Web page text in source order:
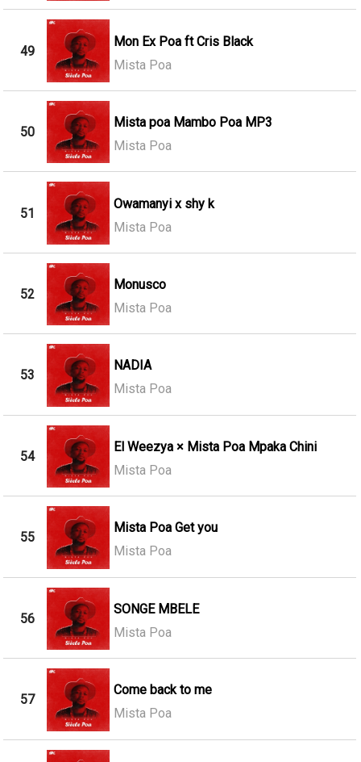
49
Mon Ex Poa ft Cris Black
Mista Poa
50
Mista poa Mambo Poa MP3
Mista Poa
51
Owamanyi x shy k
Mista Poa
52
Monusco
Mista Poa
53
NADIA
Mista Poa
54
El Weezya × Mista Poa Mpaka Chini
Mista Poa
55
Mista Poa Get you
Mista Poa
56
SONGE MBELE
Mista Poa
57
Come back to me
Mista Poa